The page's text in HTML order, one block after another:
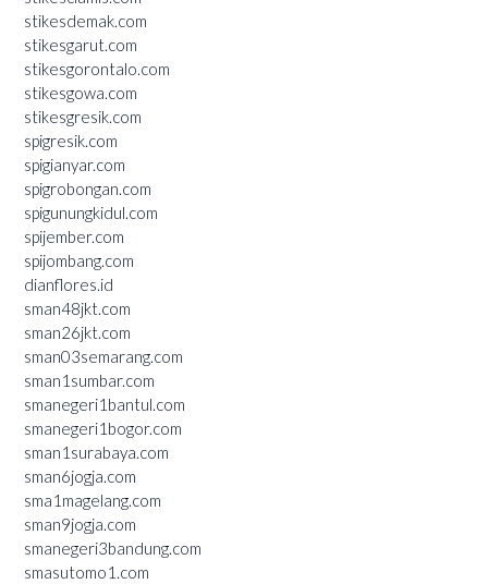
stikesdemak.com
stikesgarut.com
stikesgorontalo.com
stikesgowa.com
stikesgresik.com
spigresik.com
spigianyar.com
spigrobongan.com
spigunungkidul.com
spijember.com
spijombang.com
dianflores.id
sman48jkt.com
sman26jkt.com
sman03semarang.com
sman1sumbar.com
smanegeri1bantul.com
smanegeri1bogor.com
sman1surabaya.com
sman6jogja.com
sma1magelang.com
sman9jogja.com
smanegeri3bandung.com
smasutomo1.com